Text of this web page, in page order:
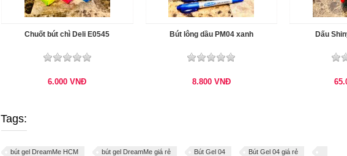
Chuốt bút chì Deli E0545
6.000VNĐ
Bút lông dầu PM04 xanh
8.800 VNĐ
Dấu
Tags:
bút gel DreamMe HCM bút gel DreamMe giá rẻ Bút Gel 04 Bút Gel 04 giá rẻ